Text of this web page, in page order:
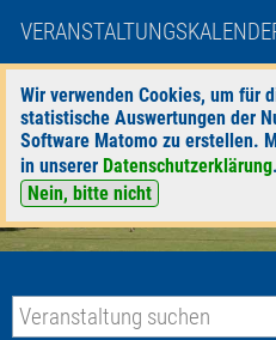
Wir verwenden Cookies, um für
statistische Auswertungen der
Software Matomo zu erstellen.
in unserer Datenschutzerklärung
Nein, bitte nicht